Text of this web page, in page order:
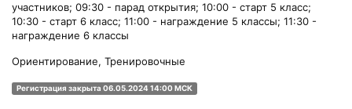
участников; 09:30 - парад открытия; 10:00 - старт 5 класс;
10:30 - старт 6 класс; 11:00 - награждение 5 классы; 11:30 -
награждение 6 классы
Ориентирование, Тренировочные
Регистрация закрыта 06.05.2024 14:00 МСК